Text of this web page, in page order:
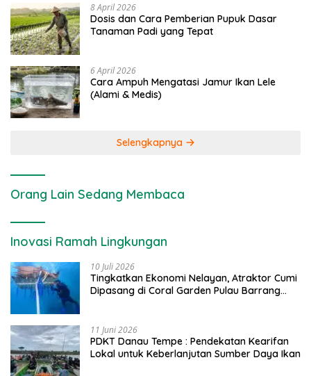
8 April 2026
Dosis dan Cara Pemberian Pupuk Dasar
Tanaman Padi yang Tepat
6 April 2026
Cara Ampuh Mengatasi Jamur Ikan Lele
(Alami & Medis)
Selengkapnya
Orang Lain Sedang Membaca
Inovasi Ramah Lingkungan
10 Juli 2026
Tingkatkan Ekonomi Nelayan, Atraktor Cumi
Dipasang di Coral Garden Pulau Barrang
11 Juni 2026
PDKT Danau Tempe : Pendekatan Kearifan
Lokal untuk Keberlanjutan Sumber Daya Ikan